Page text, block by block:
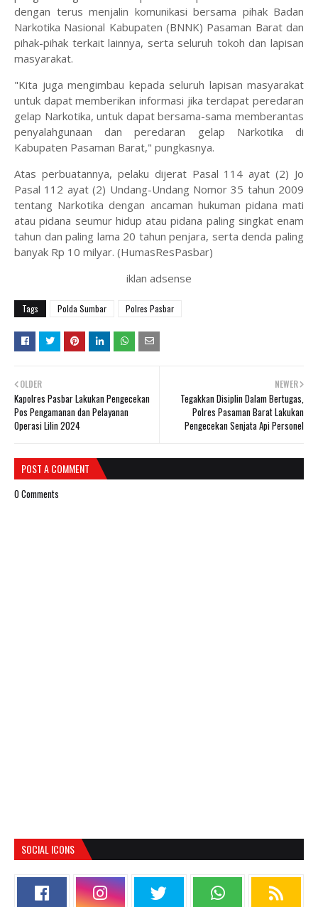
dengan terus menjalin komunikasi bersama pihak Badan
Narkotika Nasional Kabupaten (BNNK) Pasaman Barat dan
pihak-pihak terkait lainnya, serta seluruh tokoh dan lapisan
masyarakat.
"Kita juga mengimbau kepada seluruh lapisan masyarakat
untuk dapat memberikan informasi jika terdapat peredaran
gelap Narkotika, untuk dapat bersama-sama memberantas
penyalahgunaan dan peredaran gelap Narkotika di
Kabupaten Pasaman Barat," pungkasnya.
Atas perbuatannya, pelaku dijerat Pasal 114 ayat (2) Jo
Pasal 112 ayat (2) Undang-Undang Nomor 35 tahun 2009
tentang Narkotika dengan ancaman hukuman pidana mati
atau pidana seumur hidup atau pidana paling singkat enam
tahun dan paling lama 20 tahun penjara, serta denda paling
banyak Rp 10 milyar. (HumasResPasbar)
iklan adsense
Tags Polda Sumbar Polres Pasbar
NEWER
Tegakkan Disiplin Dalam Bertugas,
Polres Pasaman Barat Lakukan
Pengecekan Senjata Api Personel
OLDER
Kapolres Pasbar Lakukan Pengecekan
Pos Pengamanan dan Pelayanan
Operasi Lilin 2024
POST A COMMENT
0 Comments
SOCIAL ICONS